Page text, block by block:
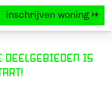
inschrijven woning →
deelgebieden is
project